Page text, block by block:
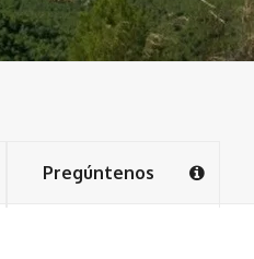
Pregúntenos